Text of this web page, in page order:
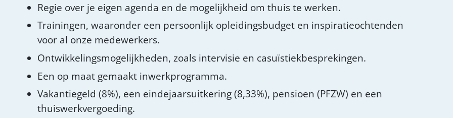
Regie over je eigen agenda en de mogelijkheid om thuis te werken.
Trainingen, waaronder een persoonlijk opleidingsbudget en inspiratieochtenden
voor al onze medewerkers.
Ontwikkelingsmogelijkheden, zoals intervisie en casuïstiekbesprekingen.
Een op maat gemaakt inwerkprogramma.
Vakantiegeld (8%), een eindejaarsuitkering (8,33%), pensioen (PFZW) en een
thuiswerkvergoeding.